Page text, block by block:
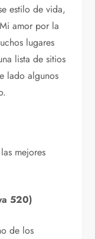
estilo de vida,
amor por la
lugares
lista de sitios
lado algunos
mejores
520)
de los